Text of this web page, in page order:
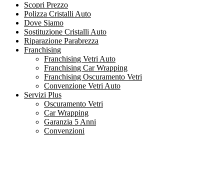
Scopri Prezzo
Polizza Cristalli Auto
Dove Siamo
Sostituzione Cristalli Auto
Riparazione Parabrezza
Franchising
Franchising Vetri Auto
Franchising Car Wrapping
Franchising Oscuramento Vetri
Convenzione Vetri Auto
Servizi Plus
Oscuramento Vetri
Car Wrapping
Garanzia 5 Anni
Convenzioni